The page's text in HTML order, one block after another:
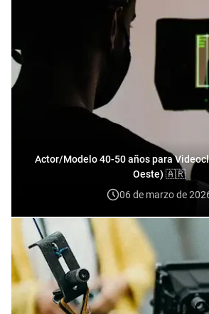
Actor/Modelo 40-50 años para
Oeste) 🇦🇷
06 de marzo de